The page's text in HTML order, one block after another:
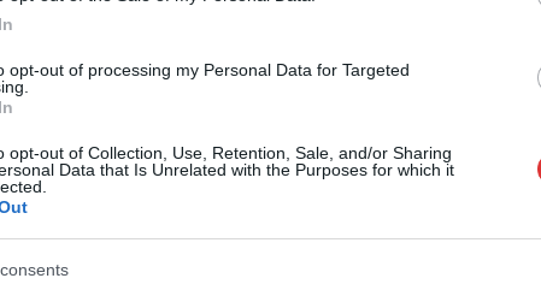
opt-out of processing my Personal Data for Targeted
opt-out of Collection, Use, Retention, Sale, and/or Sharing
Data that Is Unrelated with the Purposes for which it
Fazekas Adrián
indult a
2026.08.07. Fazekas Adrián